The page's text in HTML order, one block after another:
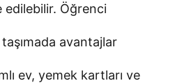
Öğrenci
avantajlar
ev, yemek kartları ve